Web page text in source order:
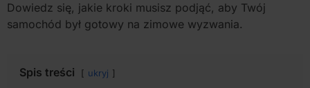
Dowiedz się, jakie kroki musisz podjąć, aby Twój
samochód był gotowy na zimowe wyzwania.
Spis treści ukryj